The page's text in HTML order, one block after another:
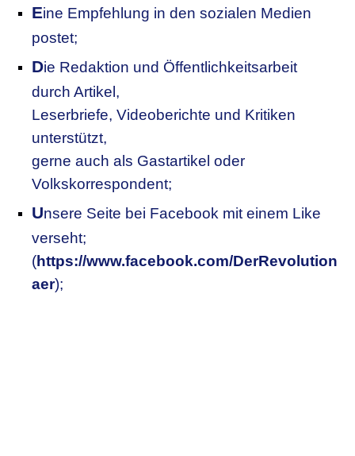
Eine Empfehlung in den sozialen Medien
postet;
Die Redaktion und Öffentlichkeitsarbeit
durch Artikel,
Leserbriefe, Videoberichte und Kritiken
unterstützt,
gerne auch als Gastartikel oder
Volkskorrespondent;
Unsere Seite bei Facebook mit einem Like
verseht;
(https://www.facebook.com/DerRevolution
aer);